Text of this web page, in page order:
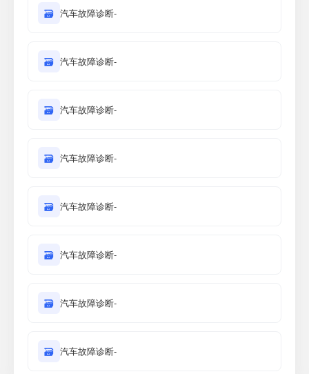
🗃 汽车故障诊断-
🗃 汽车故障诊断-
🗃 汽车故障诊断-
🗃 汽车故障诊断-
🗃 汽车故障诊断-
🗃 汽车故障诊断-
🗃 汽车故障诊断-
🗃 汽车故障诊断-